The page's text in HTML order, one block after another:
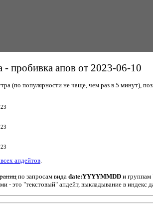
пробивка апов от 2023-06-10
(по популярности не чаще, чем раз в 5 минут),
апдейтов
по запросам вида date:YYYYMMDD и группам
- это "текстовый" апдейт, выкладывание в индекс